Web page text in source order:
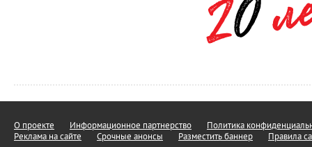
О проекте Информационное партнерство
Политика
Реклама на сайте
Срочные анонсы Разместить баннер Правила